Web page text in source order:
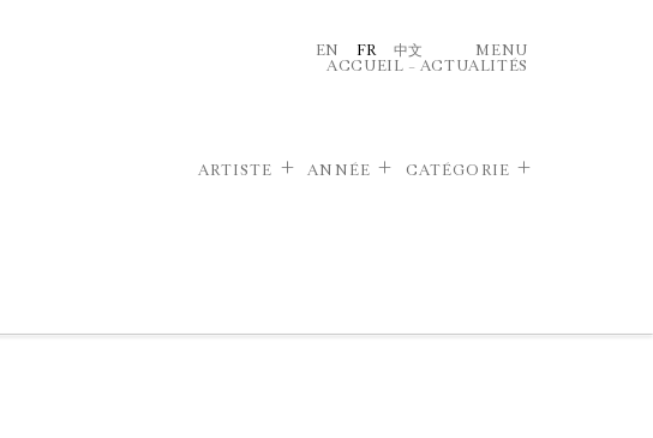
EN FR 中文
MENU
ACCUEIL – ACTUALITÉS
ARTISTE ANNÉE CATÉGORIE